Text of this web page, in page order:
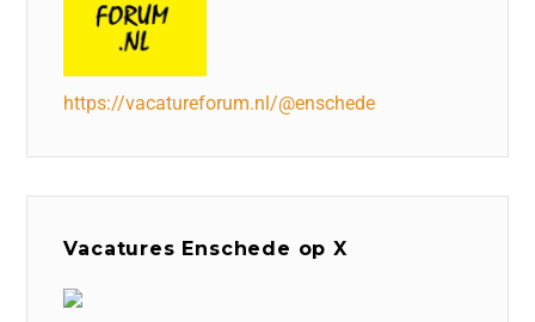
https://vacatureforum.nl/@enschede
Vacatures Enschede op X